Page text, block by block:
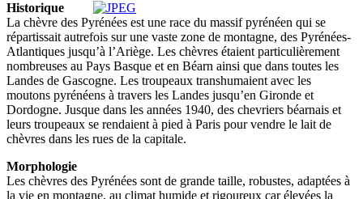
Historique
La chèvre des Pyrénées est une race du massif pyrénéen qui se
répartissait autrefois sur une vaste zone de montagne, des Pyrénées-
Atlantiques jusqu’à l’Ariège. Les chèvres étaient particulièrement
nombreuses au Pays Basque et en Béarn ainsi que dans toutes les
Landes de Gascogne. Les troupeaux transhumaient avec les
moutons pyrénéens à travers les Landes jusqu’en Gironde et
Dordogne. Jusque dans les années 1940, des chevriers béarnais et
leurs troupeaux se rendaient à pied à Paris pour vendre le lait de
chèvres dans les rues de la capitale.
Morphologie
Les chèvres des Pyrénées sont de grande taille, robustes, adaptées à
la vie en montagne, au climat humide et rigoureux car élevées la